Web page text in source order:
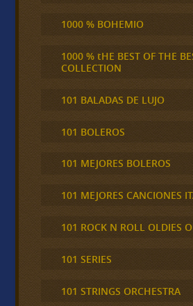
1000 % BOHEMIO
1000 % tHE BEST OF THE
COLLECTION
101 BALADAS DE LUJO
101 BOLEROS
101 MEJORES BOLEROS
101 MEJORES CANCIONES
101 ROCK N ROLL OLDIES
101 SERIES
101 STRINGS ORCHESTRA